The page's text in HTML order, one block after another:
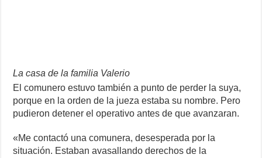
La casa de la familia Valerio
El comunero estuvo también a punto de perder la suya,
porque en la orden de la jueza estaba su nombre. Pero
pudieron detener el operativo antes de que avanzaran.
«Me contactó una comunera, desesperada por la
situación. Estaban avasallando derechos de la